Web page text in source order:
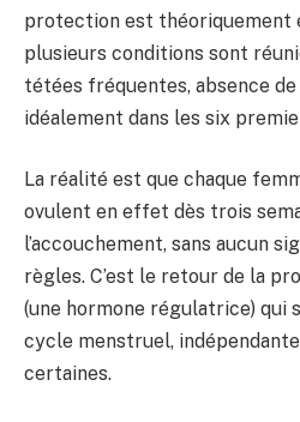
protection est théoriquement
plusieurs conditions sont
tétées fréquentes, absence
idéalement dans les six
La réalité est que chaque
ovulent en effet dès trois
l’accouchement, sans aucun
règles. C’est le retour de la
(une hormone régulatrice) qui
cycle menstruel,
certaines.